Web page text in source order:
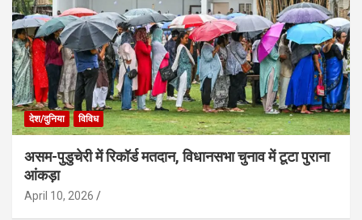
देश/दुनिया विविध
असम-पुडुचेरी में रिकॉर्ड मतदान, विधानसभा चुनाव में टूटा पुराना
आंकड़ा
April 10, 2026